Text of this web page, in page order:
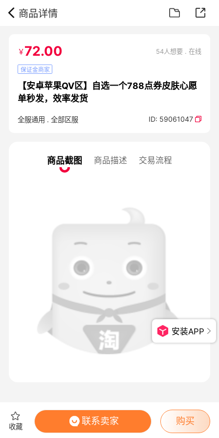
商品详情
￥72.00 54人想要 . 在线
保证金商家
【安卓苹果QV区】自选一个788点券皮肤心愿
单秒发，效率发货
全服通用 . 全部区服 ID: 59061047
商品截图 商品描述 交易流程
收藏
联系卖家 购买
安装APP